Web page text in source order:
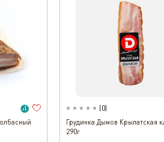
(0)
Грудинка Дымов Крылатская
290г